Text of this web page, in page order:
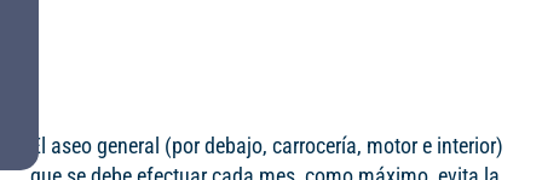
El aseo general (por debajo, carrocería, motor e interior)